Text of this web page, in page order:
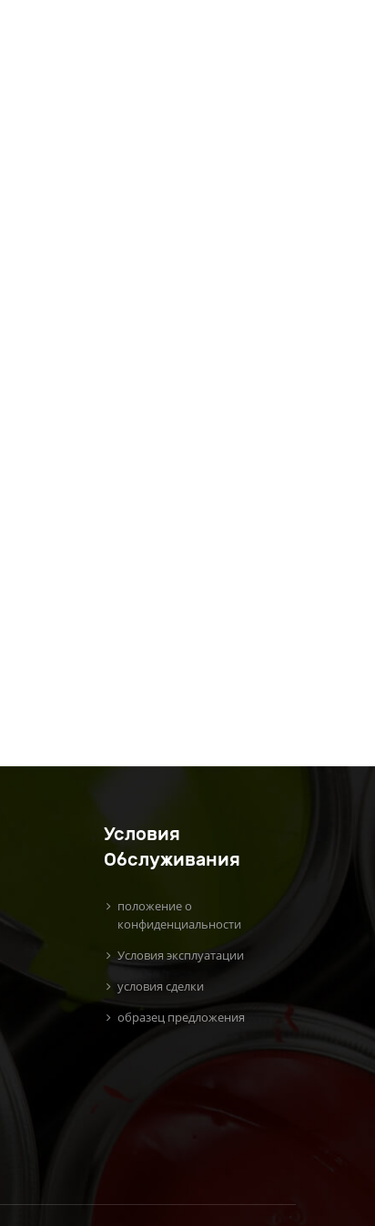
Условия
Обслуживания
положение о
конфиденциальности
Условия эксплуатации
условия сделки
образец предложения